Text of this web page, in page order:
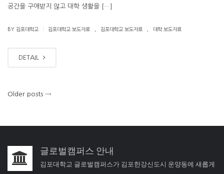
공간을 구애받지 않고 대학 생활을 […]
BY 김포대학교 김포대학교 보도자료 김포대학교 보도자료 대학 보도자료
DETAIL
Older posts →
글로벌캠퍼스 안내
김포대학교 글로벌캠퍼스가 김포한강신도시 운양동에 새롭게